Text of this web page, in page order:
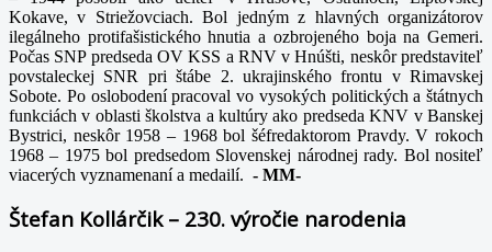
Kokave, v Striežovciach. Bol jedným z hlavných organizátorov
ilegálneho protifašistického hnutia a ozbrojeného boja na Gemeri.
Počas SNP predseda OV KSS a RNV v Hnúšti, neskôr predstaviteľ
povstaleckej SNR pri štábe 2. ukrajinského frontu v Rimavskej
Sobote. Po oslobodení pracoval vo vysokých politických a štátnych
funkciách v oblasti školstva a kultúry ako predseda KNV v Banskej
Bystrici, neskôr 1958 – 1968 bol šéfredaktorom Pravdy. V rokoch
1968 – 1975 bol predsedom Slovenskej národnej rady. Bol nositeľ
viacerých vyznamenaní a medailí. - MM-
Štefan Kollárčik – 230. výročie narodenia